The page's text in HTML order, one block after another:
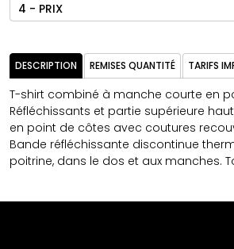
4 - PRIX
DESCRIPTION REMISES QUANTITÉ TARIFS
T-shirt combiné à manche courte en
Réfléchissants et partie supérieure
en point de côtes avec coutures
Bande réfléchissante discontinue
poitrine, dans le dos et aux manches.